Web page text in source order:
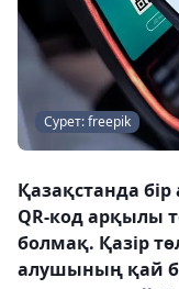
Сурет: freepik
Қазақстанда
QR-код арқылы
болмақ. Қазір
алушының қай